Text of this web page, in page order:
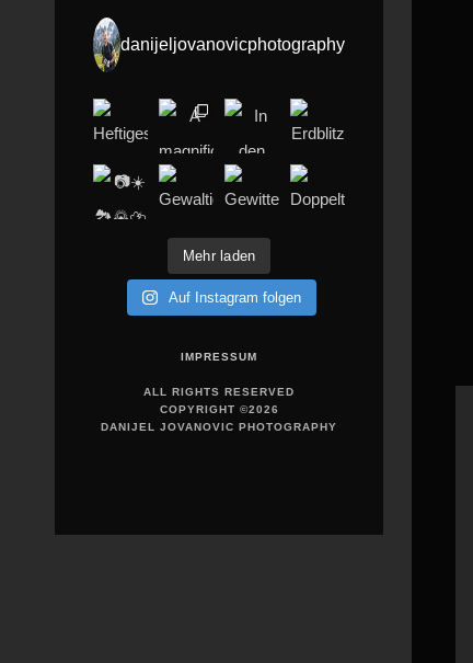
danijeljovanovicphotography
Mehr laden
Auf Instagram folgen
IMPRESSUM
ALL RIGHTS RESERVED
COPYRIGHT ©2026
DANIJEL JOVANOVIC PHOTOGRAPHY